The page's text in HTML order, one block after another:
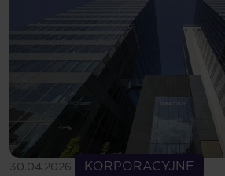
30.04.2026 KORPORACYJNE
Zobacz więcej